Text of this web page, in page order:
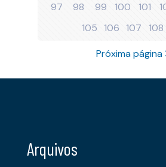
97
98 99 100 101
105
106 107 108
Próxima página
Arquivos